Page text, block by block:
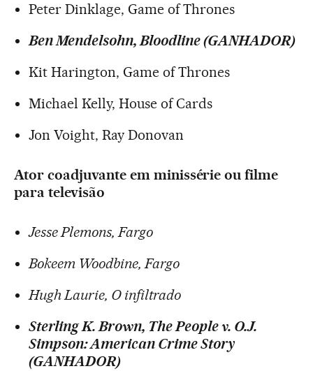
Peter Dinklage, Game of Thrones
Ben Mendelsohn, Bloodline (GANHADOR)
Kit Harington, Game of Thrones
Michael Kelly, House of Cards
Jon Voight, Ray Donovan
Ator coadjuvante em minissérie ou filme
para televisão
Jesse Plemons, Fargo
Bokeem Woodbine, Fargo
Hugh Laurie, O infiltrado
Sterling K. Brown, The People v. O.J.
Simpson: American Crime Story
(GANHADOR)